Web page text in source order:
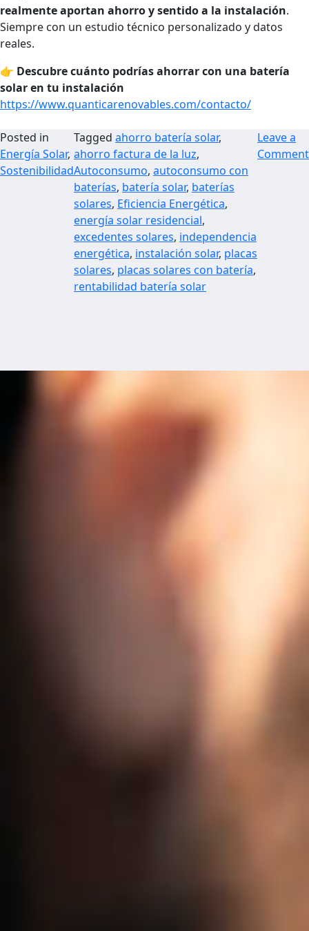
realmente aportan ahorro y sentido a la instalación.
Siempre con un estudio técnico personalizado y datos
reales.
👉 Descubre cuánto podrías ahorrar con una batería
solar en tu instalación
https://www.quanticarenovables.com/contacto/
Posted in
Energía Solar,
Sostenibilidad
Tagged ahorro batería solar,
ahorro factura de la luz,
Autoconsumo, autoconsumo con
baterías, batería solar, baterías
solares, Eficiencia Energética,
energía solar residencial,
excedentes solares, independencia
energética, instalación solar, placas
solares, placas solares con batería,
rentabilidad batería solar
Leave a
Comment